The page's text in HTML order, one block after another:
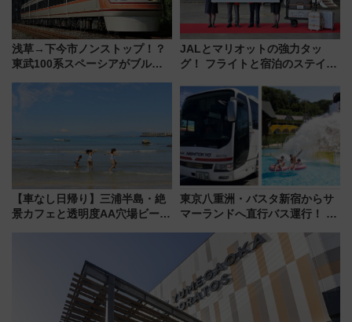
浅草→下今市ノンストップ！？
東武100系スペーシアがブルー
ー当時の停車駅」を再現 運転
JALとマリオットの強力タッ
グ！ フライトと宿泊のステイタ
上級会員資格を効率よく獲得す
る方法を解説
【車なし日帰り】三浦半島・絶
景カフェと透明度AA穴場ビーチ
東京八重洲・バスタ新宿からサ
マーランドへ直行バス運行！ お
推し活を楽しもう！（2026年
8/1～31）